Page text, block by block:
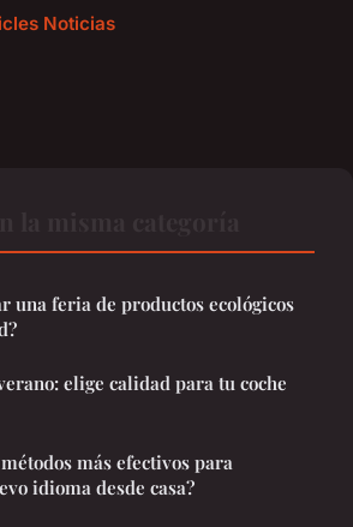
Noticias
una feria de productos ecológicos
elige calidad para tu coche
más efectivos para
idioma desde casa?